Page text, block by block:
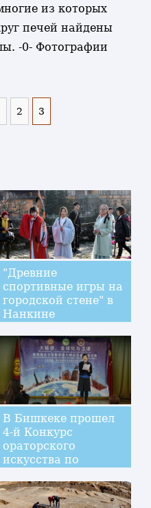
из которых
печей найдены
-0- Фотографии
2 3
"Древние
спортивные игры на
городской стене" в
Нанкине
В Бишкеке прошел
4-й Конкурс
ораторского
искусства по
среди студентов
кыргызских вузов